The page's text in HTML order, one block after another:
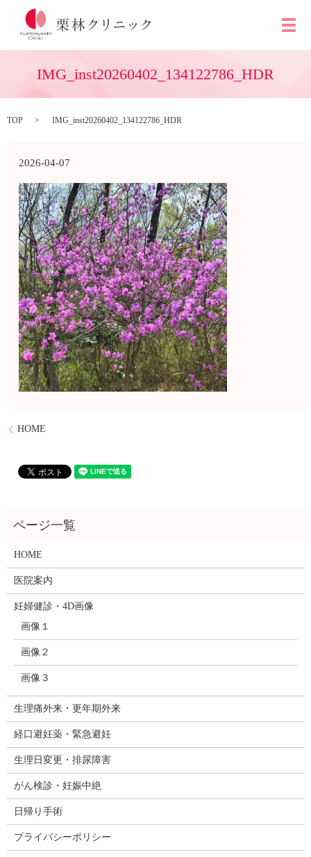
メ
IMG_inst20260402_134122786_HDR
TOP IMG_inst20260402_134122786_HDR
2026-04-07
HOME
HOME
医院案内
妊婦健診・4D画像
画像１
画像２
画像３
生理痛外来・更年期外来
経口避妊薬・緊急避妊
生理日変更・排尿障害
がん検診・妊娠中絶
日帰り手術
プライバシーポリシー